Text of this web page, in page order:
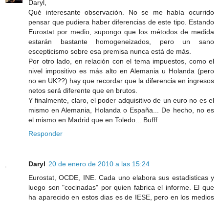
Daryl,
Qué interesante observación. No se me había ocurrido
pensar que pudiera haber diferencias de este tipo. Estando
Eurostat por medio, supongo que los métodos de medida
estarán bastante homogeneizados, pero un sano
escepticismo sobre esa premisa nunca está de más.
Por otro lado, en relación con el tema impuestos, como el
nivel impositivo es más alto en Alemania u Holanda (pero
no en UK??) hay que recordar que la diferencia en ingresos
netos será diferente que en brutos.
Y finalmente, claro, el poder adquisitivo de un euro no es el
mismo en Alemania, Holanda o España... De hecho, no es
el mismo en Madrid que en Toledo... Bufff
Responder
Daryl 20 de enero de 2010 a las 15:24
Eurostat, OCDE, INE. Cada uno elabora sus estadisticas y
luego son "cocinadas" por quien fabrica el informe. El que
ha aparecido en estos dias es de IESE, pero en los medios